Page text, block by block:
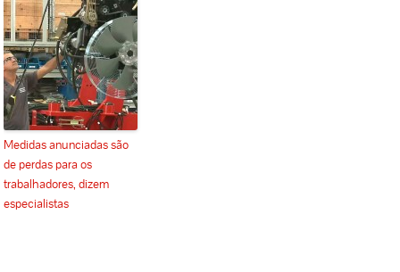
Medidas anunciadas são
de perdas para os
trabalhadores, dizem
especialistas